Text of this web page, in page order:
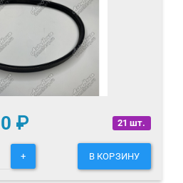
21 шт.
₽
+ В КОРЗИНУ